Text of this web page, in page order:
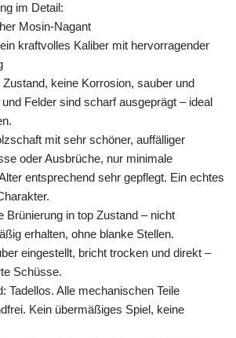
im Detail:
Mosin-Nagant
kraftvolles Kaliber mit hervorragender
keine Korrosion, sauber und
Felder sind scharf ausgeprägt – ideal
mit sehr schöner, auffälliger
oder Ausbrüche, nur minimale
entsprechend sehr gepflegt. Ein echtes
Brünierung in top Zustand – nicht
erhalten, ohne blanke Stellen.
eingestellt, bricht trocken und direkt –
Schüsse.
Tadellos. Alle mechanischen Teile
Kein übermäßiges Spiel, keine